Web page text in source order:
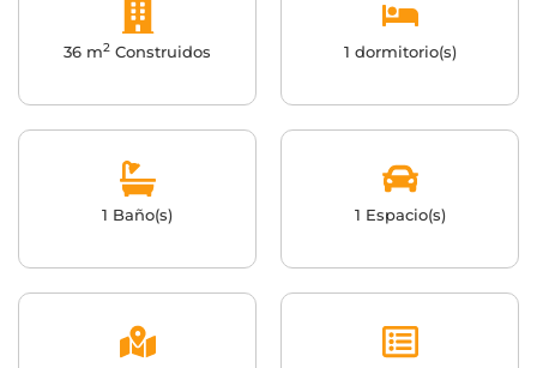
36 m2 Construidos 1 dormitorio(s)
1 Baño(s) 1 Espacio(s)